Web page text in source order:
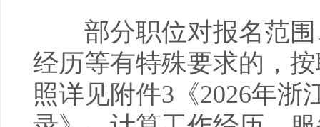
部分职位对报名范围
经历等有特殊要求的，
照详见附件3《2026年浙